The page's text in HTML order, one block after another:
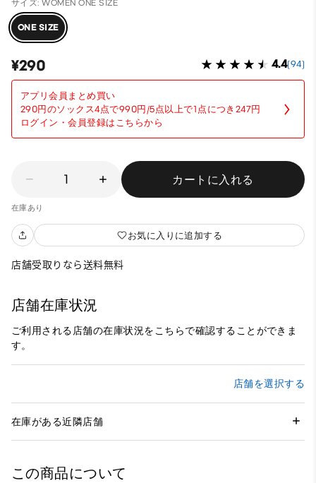
サイズ: WOMEN ONE SIZE
ONE SIZE
¥290 4.4(94)
アプリ会員まとめ買い
290円のソックス4点で990円/5点以上で1点につき247円
ログイン・会員登録はこちらから
1 カートに入れる
在庫あり
お気に入りに追加する
店舗受取りなら送料無料
店舗在庫状況
ご利用される店舗の在庫状況をこちらで確認することができま
す。
店舗を選択する
在庫がある近隣店舗
この商品について